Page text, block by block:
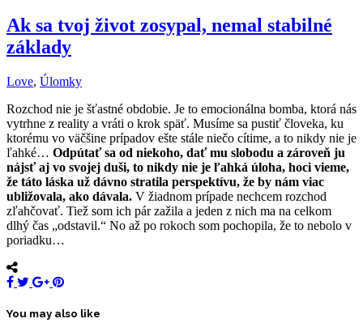
Ak sa tvoj život zosypal, nemal stabilné
základy
Love, Úlomky
Rozchod nie je šťastné obdobie. Je to emocionálna bomba, ktorá nás
vytrhne z reality a vráti o krok späť. Musíme sa pustiť človeka, ku
ktorému vo väčšine prípadov ešte stále niečo cítime, a to nikdy nie je
ľahké… Odpútať sa od niekoho, dať mu slobodu a zároveň ju
nájsť aj vo svojej duši, to nikdy nie je ľahká úloha, hoci vieme,
že táto láska už dávno stratila perspektívu, že by nám viac
ubližovala, ako dávala. V žiadnom prípade nechcem rozchod
zľahčovať. Tiež som ich pár zažila a jeden z nich ma na celkom
dlhý čas „odstavil.“ No až po rokoch som pochopila, že to nebolo v
poriadku…
You may also like